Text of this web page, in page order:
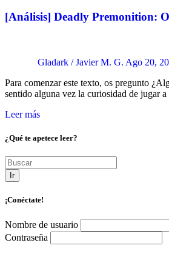
[Análisis] Deadly Premonition:
Gladark / Javier M. G. Ago 20,
Para comenzar este texto, os pregunto
sentido alguna vez la curiosidad de jugar
Leer más
¿Qué te apetece leer?
Ir
¡Conéctate!
Nombre de usuario
Contraseña